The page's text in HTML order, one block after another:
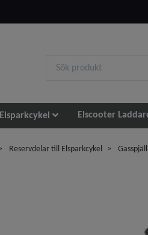
Elscooter
Reservdelar till Elsparkcykel